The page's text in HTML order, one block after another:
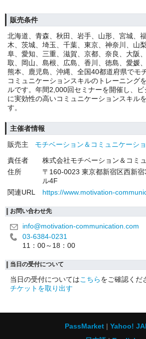
販売条件
北海道、青森、秋田、岩手、山形、宮城、
木、茨城、埼玉、千葉、東京、神奈川、山
阜、愛知、三重、滋賀、京都、奈良、大阪
取、岡山、島根、広島、香川、徳島、愛媛
熊本、鹿児島、沖縄、全国40都道府県でモ
コミュニケーションスキルのトレーニング
ルです。年間2,000回セミナーを開催し、
に実効性の高いコミュニケーションスキル
す。
主催者情報
販売主
モチベーション＆コミュニケーシ
責任者
株式会社モチベーション＆コミ
住所
〒160-0023 東京都新宿区西新
ル4F
関連URL
https://www.motivation-
お問い合わせ先
info@motivation-communication.com
03-6384-0231
11：00～18：00
当日の受付について
当日の受付についてはこちらをご確認くだ
チケットを取り出す
PassMarket
Yahoo!